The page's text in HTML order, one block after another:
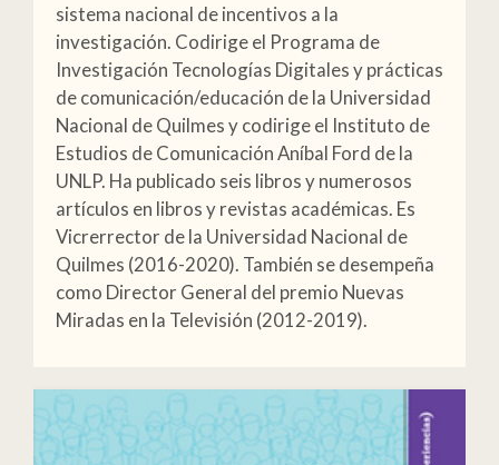
sistema nacional de incentivos a la
investigación. Codirige el Programa de
Investigación Tecnologías Digitales y prácticas
de comunicación/educación de la Universidad
Nacional de Quilmes y codirige el Instituto de
Estudios de Comunicación Aníbal Ford de la
UNLP. Ha publicado seis libros y numerosos
artículos en libros y revistas académicas. Es
Vicrerrector de la Universidad Nacional de
Quilmes (2016-2020). También se desempeña
como Director General del premio Nuevas
Miradas en la Televisión (2012-2019).